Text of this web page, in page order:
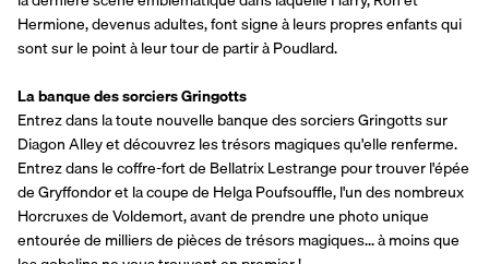
Hermione, devenus adultes, font signe à leurs propres enfants qui
sont sur le point à leur tour de partir à Poudlard.
La banque des sorciers Gringotts
Entrez dans la toute nouvelle banque des sorciers Gringotts sur
Diagon Alley et découvrez les trésors magiques qu'elle renferme.
Entrez dans le coffre-fort de Bellatrix Lestrange pour trouver l'épée
de Gryffondor et la coupe de Helga Poufsouffle, l'un des nombreux
Horcruxes de Voldemort, avant de prendre une photo unique
entourée de milliers de pièces de trésors magiques... à moins que